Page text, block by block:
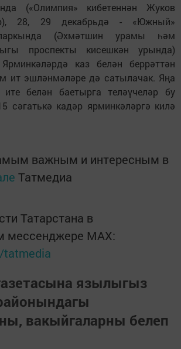
(«Олимпия» кибетеннән Жуков
28, 29 декабрьдә - «Южный»
паркында (Әхмәтшин урамы һәм
проспекты кисешкән урында)
каз белән беррәттән
ит эшләнмәләре дә сатылачак. Яңа
белән баетырга теләүчеләр бу
сәгатькә кадәр ярминкәләргә килә
важным и интересным в
Татмедиа
Татарстана в
мессенджере MАХ:
язылыгыз
вакыйгаларны белеп